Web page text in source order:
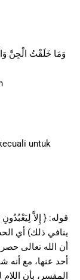
untuk
قوله: { إِلاَّ
ينافي ذلك) أي
أن الله تعالى
أحد عنها، مع أنه
المفسر، بأن اللام